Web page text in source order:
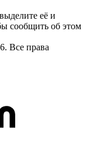
её и
сообщить об этом
Все права